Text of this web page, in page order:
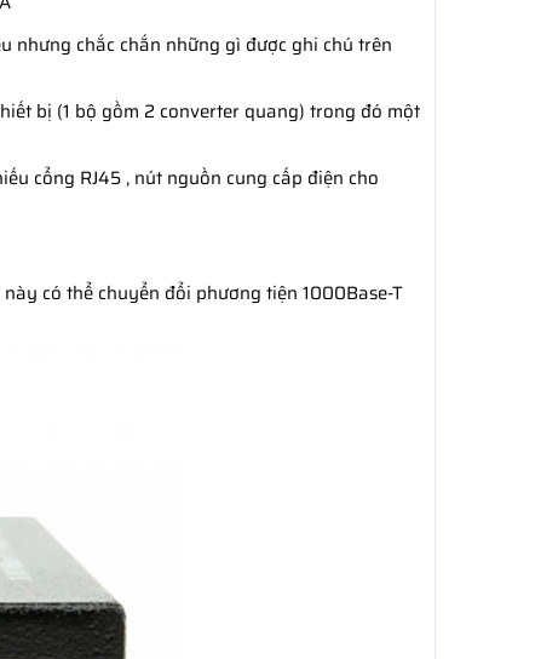
nhưng chắc chắn những gì được ghi chú trên
bị (1 bộ gồm 2 converter quang) trong đó một
cổng RJ45 , nút nguồn cung cấp điện cho
có thể chuyển đổi phương tiện 1000Base-T